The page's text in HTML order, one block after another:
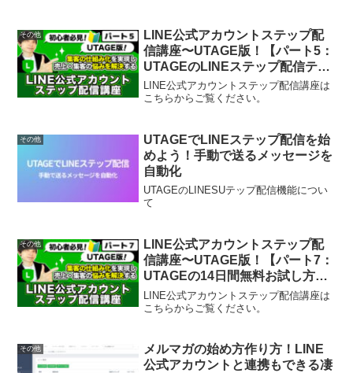
ゲシステムの使い方や評価やレビューな
どを公開...
その他
LINE公式アカウントステップ配
信講座〜UTAGE版！【パート5：
UTAGEのLINEステップ配信テス
ト】
LINE公式アカウントステップ配信講座は
こちらからご覧ください。
その他
UTAGEでLINEステップ配信を始
めよう！手動で送るメッセージを
自動化
UTAGEのLINESUテップ配信機能につい
て
その他
LINE公式アカウントステップ配
信講座〜UTAGE版！【パート7：
UTAGEの14日間無料お試し方
法】
LINE公式アカウントステップ配信講座は
こちらからご覧ください。
その他
メルマガの始め方作り方！LINE
公式アカウントと連携もできる凄